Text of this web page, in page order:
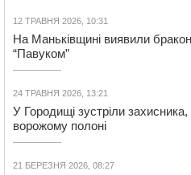
12 ТРАВНЯ 2026, 10:31
На Маньківщині виявили
“Павуком”
24 ТРАВНЯ 2026, 13:21
У Городищі зустріли
ворожому полоні
21 БЕРЕЗНЯ 2026, 08:27